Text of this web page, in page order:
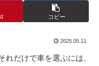
コピー
2025.05.11
だけで車を選ぶには、